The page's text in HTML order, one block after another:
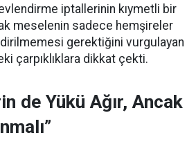
iptallerinin kıymetli bir
meselenin sadece hemşireler
gerektiğini vurgulayan
çarpıklıklara dikkat çekti.
de Yükü Ağır, Ancak